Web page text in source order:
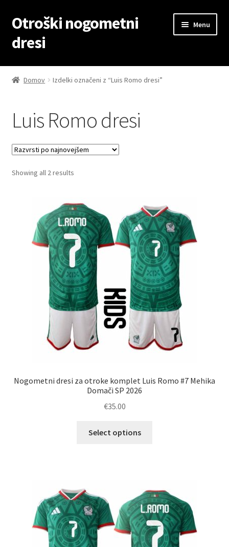
Skip
to
navigation
Skip
to
content
Otroški nogometni
dresi
Menu
Domov
Kontaktiraj nas
Košarica
Moj račun
Zaključek nakupa
Domov Izdelki označeni z “Luis Romo dresi”
Luis Romo dresi
Showing all 2 resultsSorted
Nogometni dresi za otroke komplet Luis Romo #7 Mehika
Domači SP 2026
€35.00
Select options
Možnosti
lahko
izberete
na
strani